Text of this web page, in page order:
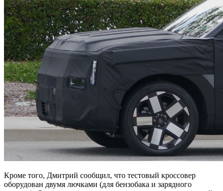
Кроме того, Дмитрий сообщил, что тестовый кроссовер
оборудован двумя лючками (для бензобака и зарядного